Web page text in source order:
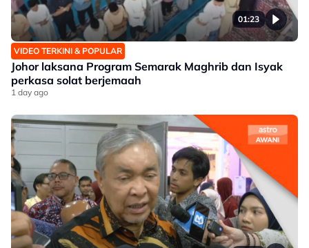
01:23
VIDEO TERKINI & POPULAR
Johor laksana Program Semarak Maghrib dan Isyak
perkasa solat berjemaah
1 day ago